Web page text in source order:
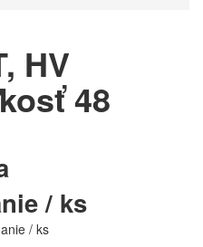
HV
48
/ ks
/ ks